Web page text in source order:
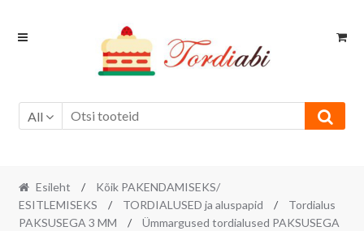
Skip
Skip
All
Esileht /
Kõik PAKENDAMISEKS/
ESITLEMISEKS
/ TORDIALUSED ja aluspapid /
Tordialus
PAKSUSEGA 3 MM
/
Ümmargused tordialused PAKSUSEGA